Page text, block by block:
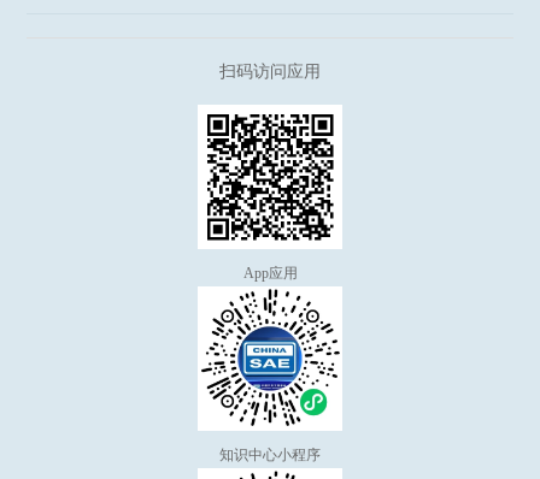
扫码访问应用
App应用
知识中心小程序